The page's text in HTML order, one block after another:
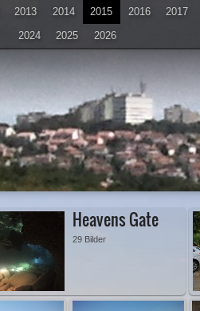
2013 2014 2015 2016 2017
2024
2025 2026
Heavens Gate
29 Bilder